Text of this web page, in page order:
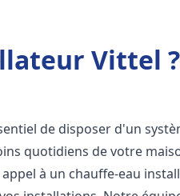
Vittel ?
de disposer d'un
quotidiens de votre
à un chauffe-eau